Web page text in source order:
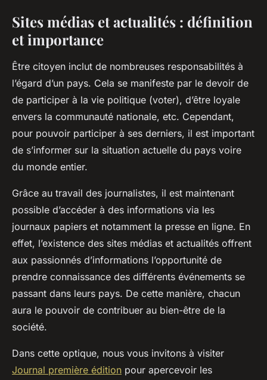
Sites médias et actualités : définition
et importance
Être citoyen inclut de nombreuses responsabilités à
l’égard d’un pays. Cela se manifeste par le devoir de
de participer à la vie politique (voter), d’être loyale
envers la communauté nationale, etc. Cependant,
pour pouvoir participer à ses derniers, il est important
de s’informer sur la situation actuelle du pays voire
du monde entier.
Grâce au travail des journalistes, il est maintenant
possible d’accéder à des informations via les
journaux papiers et notamment la presse en ligne. En
effet, l’existence des sites médias et actualités offrent
aux passionnés d’informations l’opportunité de
prendre connaissance des différents événements se
passant dans leurs pays. De cette manière, chacun
aura le pouvoir de contribuer au bien-être de la
société.
Dans cette optique, nous vous invitons à visiter
Journal première édition pour apercevoir les